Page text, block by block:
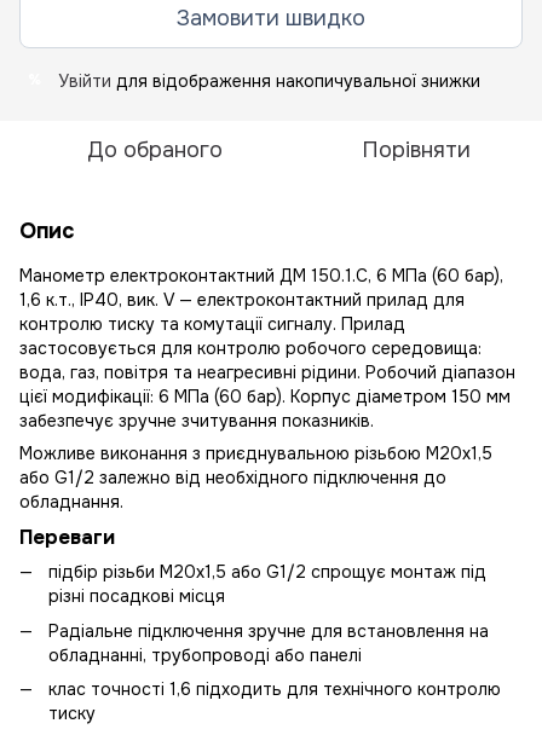
Замовити швидко
Увійти для відображення накопичувальної знижки
До обраного Порівняти
Опис
Манометр електроконтактний ДМ 150.1.С, 6 МПа (60 бар),
1,6 к.т., IP40, вик. V — електроконтактний прилад для
контролю тиску та комутації сигналу. Прилад
застосовується для контролю робочого середовища:
вода, газ, повітря та неагресивні рідини. Робочий діапазон
цієї модифікації: 6 МПа (60 бар). Корпус діаметром 150 мм
забезпечує зручне зчитування показників.
Можливе виконання з приєднувальною різьбою М20х1,5
або G1/2 залежно від необхідного підключення до
обладнання.
Переваги
підбір різьби М20х1,5 або G1/2 спрощує монтаж під
різні посадкові місця
Радіальне підключення зручне для встановлення на
обладнанні, трубопроводі або панелі
клас точності 1,6 підходить для технічного контролю
тиску